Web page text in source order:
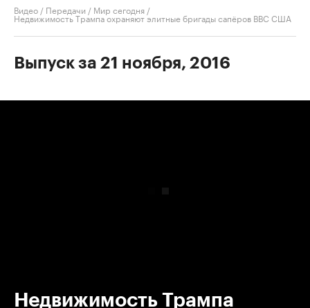
Видео / Передачи / Мир сегодня /
Недвижимость Трампа охраняют элитные бригады сапёров ВВС США
Выпуск за 21 ноября, 2016
Недвижимость Трампа